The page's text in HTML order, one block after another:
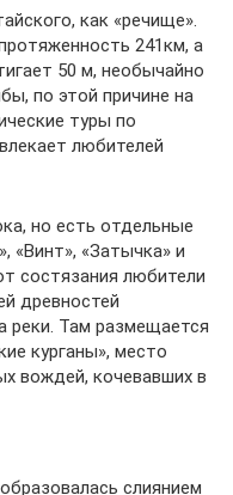
как «речище».
241км, а
50 м, необычайно
по этой причине на
туры по
любителей
но есть отдельные
«Винт», «Затычка» и
состязания любители
древностей
реки. Там размещается
курганы», место
вождей, кочевавших в
слиянием